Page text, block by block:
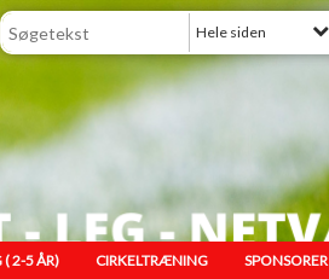
Hele siden
2-5 ÅR) CIRKELTRÆNING SPONSORER